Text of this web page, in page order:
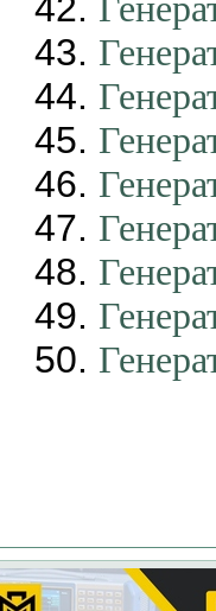
43.
44.
45.
46.
47.
48.
49.
50.